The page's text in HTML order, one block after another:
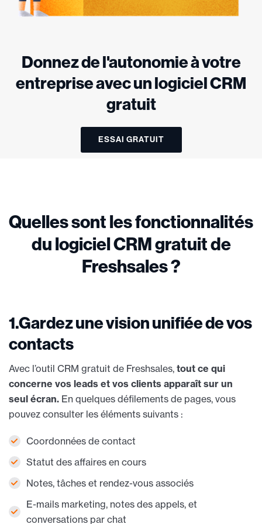
Donnez de l'autonomie à votre
entreprise avec un logiciel CRM
gratuit
ESSAI GRATUIT
Quelles sont les fonctionnalités
du logiciel CRM gratuit de
Freshsales ?
1.Gardez une vision unifiée de vos
contacts
Avec l’outil CRM gratuit de Freshsales, tout ce qui
concerne vos leads et vos clients apparaît sur un
seul écran. En quelques défilements de pages, vous
pouvez consulter les éléments suivants :
Coordonnées de contact
Statut des affaires en cours
Notes, tâches et rendez-vous associés
E-mails marketing, notes des appels, et
conversations par chat